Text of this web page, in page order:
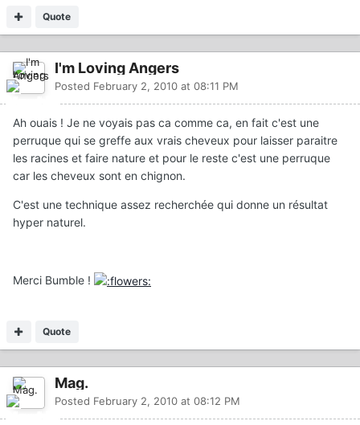
Quote
I'm Loving Angers
Posted February 2, 2010 at 08:11 PM
Ah ouais ! Je ne voyais pas ca comme ca, en fait c'est une
perruque qui se greffe aux vrais cheveux pour laisser paraitre
les racines et faire nature et pour le reste c'est une perruque
car les cheveux sont en chignon.
C'est une technique assez recherchée qui donne un résultat
hyper naturel.
Merci Bumble !
Quote
Mag.
Posted February 2, 2010 at 08:12 PM